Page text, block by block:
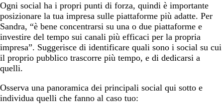
Ogni social ha i propri punti di forza, quindi è importante
posizionare la tua impresa sulle piattaforme più adatte. Per
Sandra, “è bene concentrarsi su una o due piattaforme e
investire del tempo sui canali più efficaci per la propria
impresa”. Suggerisce di identificare quali sono i social su cui
il proprio pubblico trascorre più tempo, e di dedicarsi a
quelli.
Osserva una panoramica dei principali social qui sotto e
individua quelli che fanno al caso tuo: